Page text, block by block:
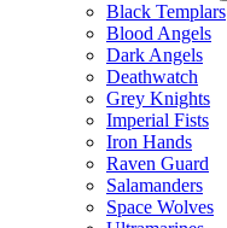
Black Templars
Blood Angels
Dark Angels
Deathwatch
Grey Knights
Imperial Fists
Iron Hands
Raven Guard
Salamanders
Space Wolves